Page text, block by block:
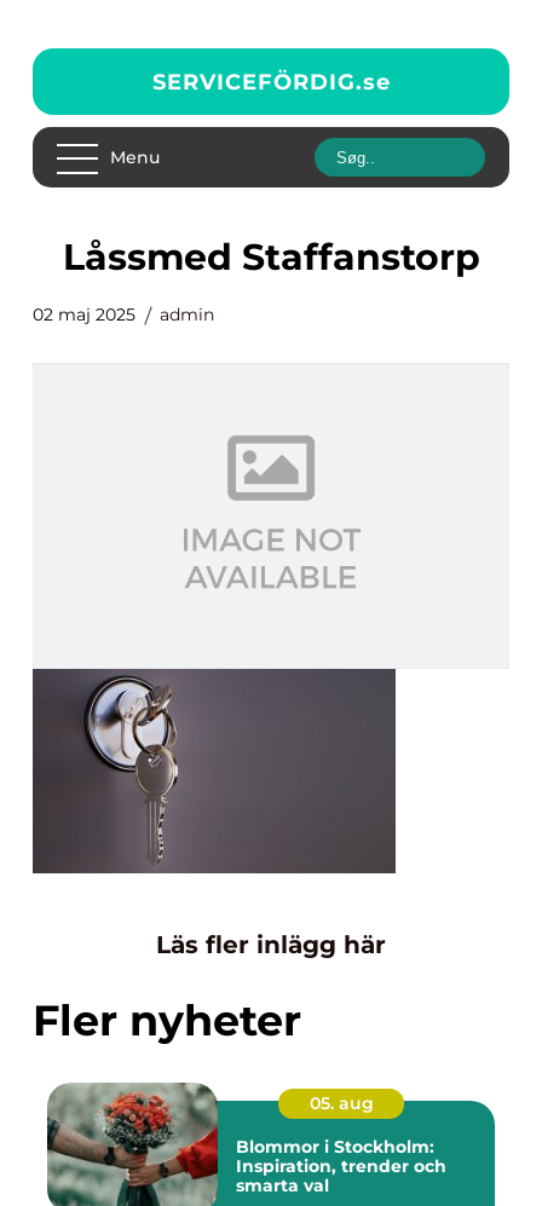
SERVICEFÖRDIG.se
Menu
låssmed Staffanstorp
02 maj 2025 admin
Läs fler inlägg här
Fler nyheter
05. aug
Blommor i Stockholm:
Inspiration, trender och
smarta val